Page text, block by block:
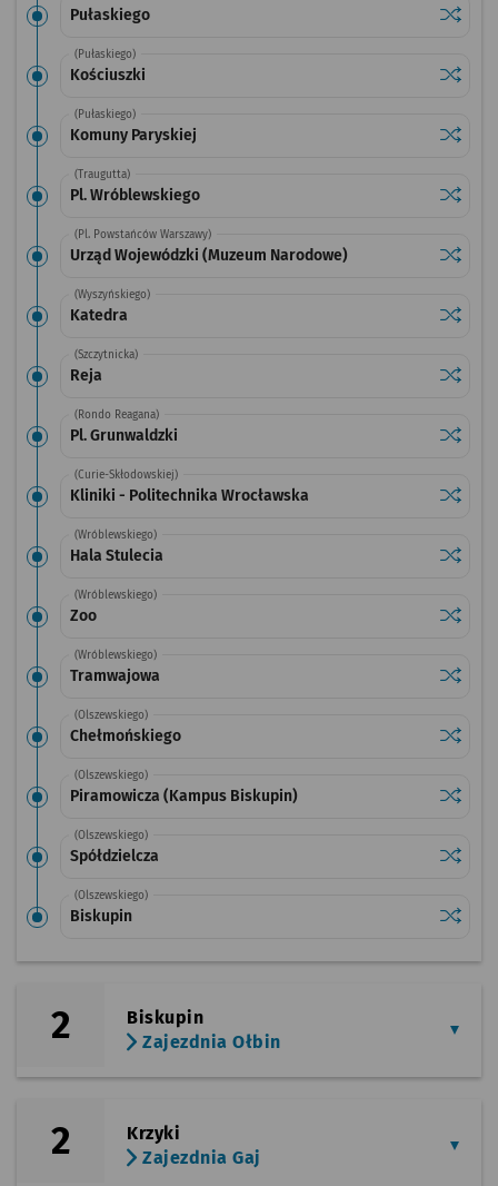
Pułaskiego
(Pułaskiego)
Kościuszki
(Pułaskiego)
Komuny Paryskiej
(Traugutta)
Pl. Wróblewskiego
(Pl. Powstańców Warszawy)
Urząd Wojewódzki (Muzeum Narodowe)
(Wyszyńskiego)
Katedra
(Szczytnicka)
Reja
(Rondo Reagana)
Pl. Grunwaldzki
(Curie-Skłodowskiej)
Kliniki - Politechnika Wrocławska
(Wróblewskiego)
Hala Stulecia
(Wróblewskiego)
Zoo
(Wróblewskiego)
Tramwajowa
(Olszewskiego)
Chełmońskiego
(Olszewskiego)
Piramowicza (Kampus Biskupin)
(Olszewskiego)
Spółdzielcza
(Olszewskiego)
Biskupin
2
Biskupin
Zajezdnia Ołbin
2
Krzyki
Zajezdnia Gaj